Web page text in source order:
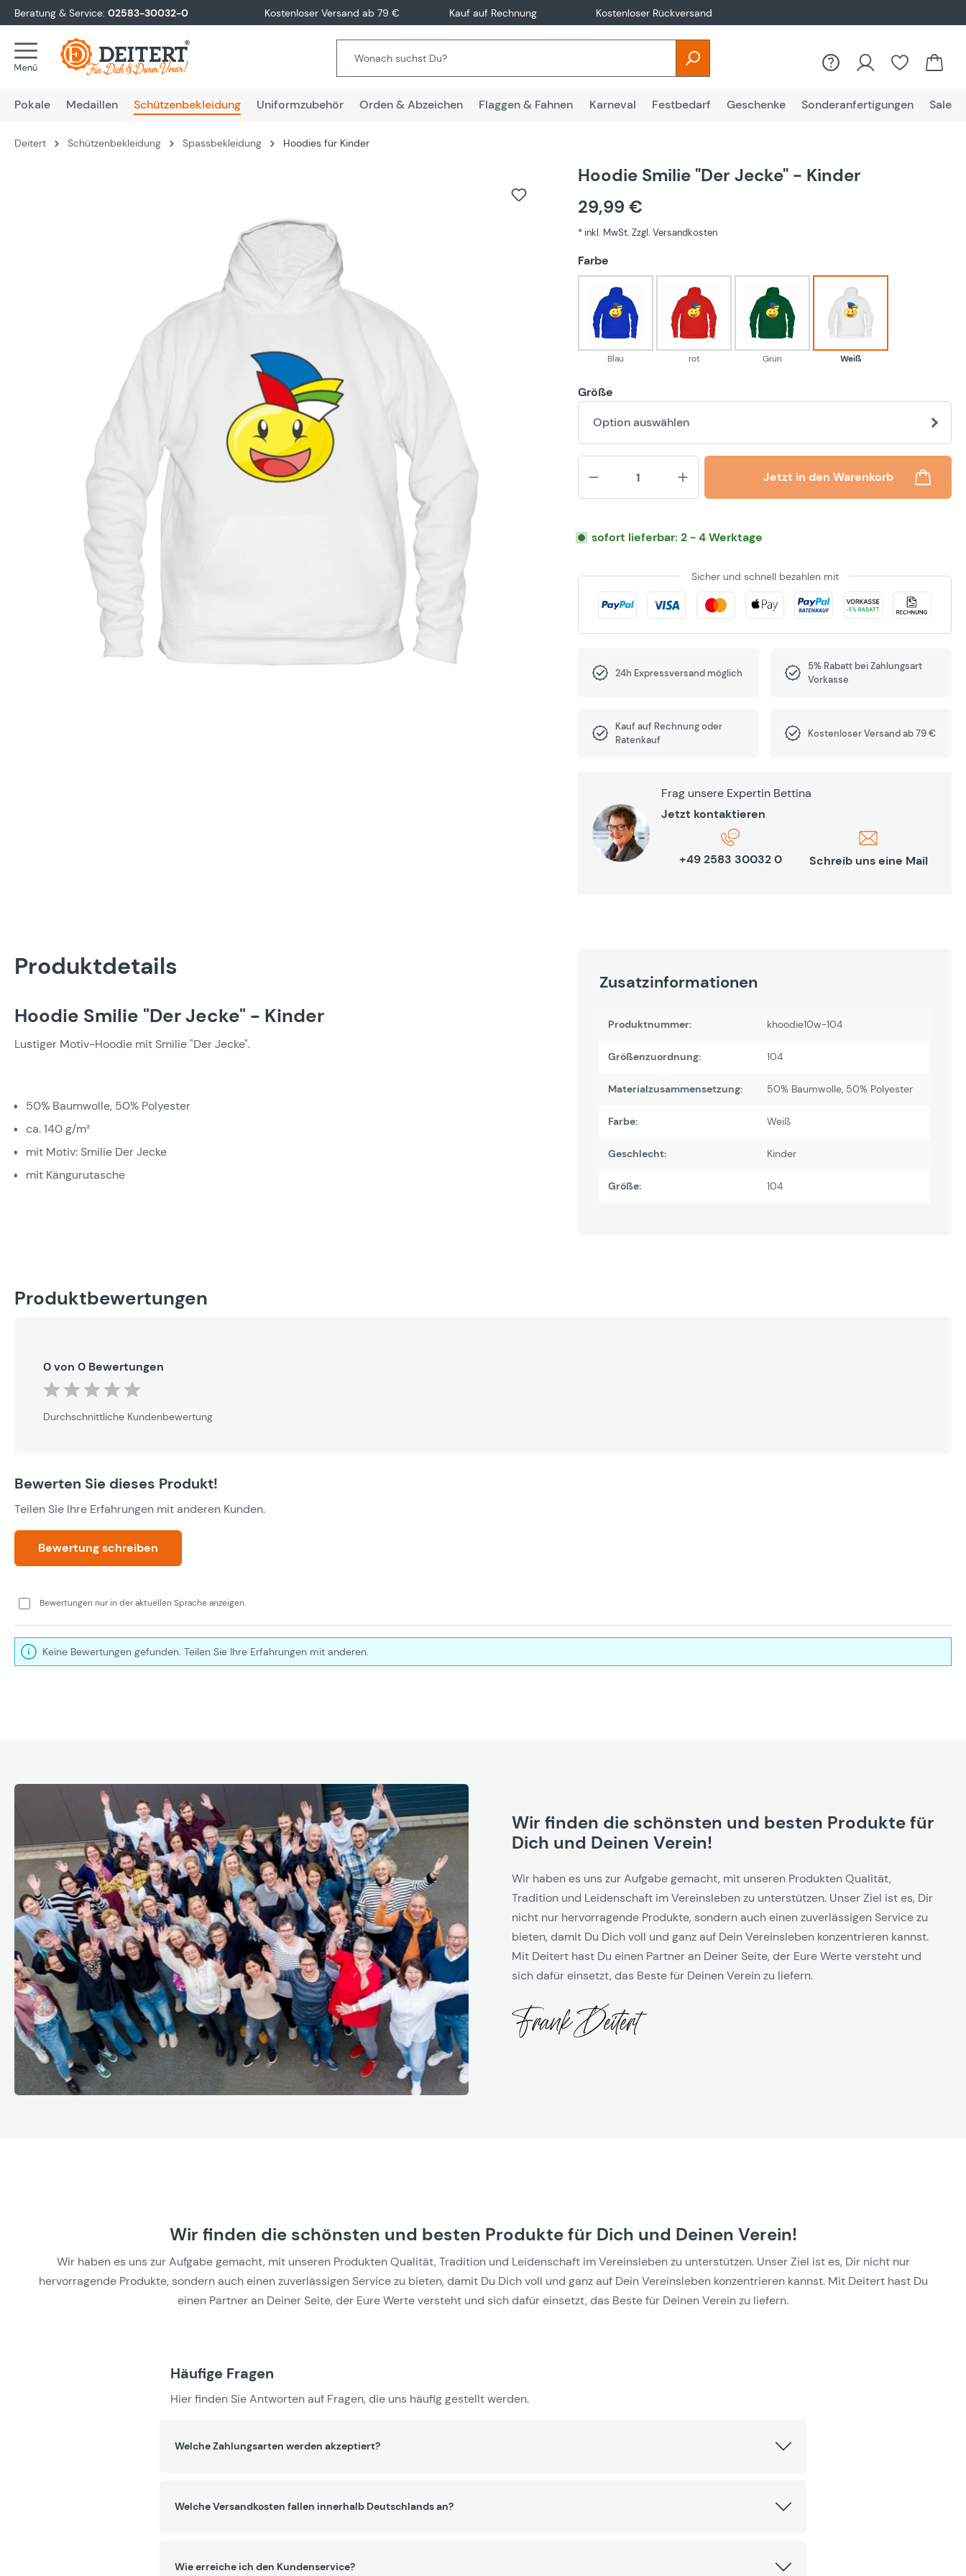
Zur Hauptnavigation springen
Beratung & Service: 02583-30032-0 Kostenloser Versand ab 79 € Kauf auf Rechnung Kostenloser Rückversand
Pokale Medaillen Schützenbekleidung Uniformzubehör Orden & Abzeichen Flaggen & Fahnen Karneval Festbedarf Geschenke Sonderanfertigungen Sale
Deitert Schützenbekleidung Spassbekleidung Hoodies für Kinder
Hoodie Smilie "Der Jecke" - Kinder
29,99 €
* inkl. MwSt. Zzgl. Versandkosten
Farbe
Blau
Blau
rot
rot
Grün
Grün
Weiß
Weiß
Größe
Option auswählen
Produkt Anzahl: Gib den
Jetzt in den Warenkorb
sofort lieferbar: 2 - 4 Werktage
Sicher und schnell bezahlen mit
24h Expressversand möglich
5% Rabatt bei Zahlungsart
Vorkasse
Kauf auf Rechnung oder
Ratenkauf
Kostenloser Versand ab 79 €
Frag unsere Expertin Bettina
Jetzt kontaktieren
+49 2583 30032 0 Schreib uns eine Mail
Produktdetails
Hoodie Smilie "Der Jecke" - Kinder
Lustiger Motiv-Hoodie mit Smilie "Der Jecke".
50% Baumwolle, 50% Polyester
ca. 140 g/m²
mit Motiv: Smilie Der Jecke
mit Kängurutasche
Zusatzinformationen
Produktnummer: khoodie10w-104
Größenzuordnung: 104
Materialzusammensetzung: 50% Baumwolle, 50% Polyester
Farbe: Weiß
Geschlecht: Kinder
Größe: 104
Produktbewertungen
0 von 0 Bewertungen
Durchschnittliche Bewertung von 0 von 5 Sternen
Durchschnittliche Kundenbewertung
Bewerten Sie dieses Produkt!
Teilen Sie Ihre Erfahrungen mit anderen Kunden.
Bewertung schreiben
Bewertungen nur in der aktuellen Sprache anzeigen.
Keine Bewertungen gefunden. Teilen Sie Ihre Erfahrungen mit anderen.
Wir finden die schönsten und besten Produkte für
Dich und Deinen Verein!
Wir haben es uns zur Aufgabe gemacht, mit unseren Produkten Qualität,
Tradition und Leidenschaft im Vereinsleben zu unterstützen. Unser Ziel ist es, Dir
nicht nur hervorragende Produkte, sondern auch einen zuverlässigen Service zu
bieten, damit Du Dich voll und ganz auf Dein Vereinsleben konzentrieren kannst.
Mit Deitert hast Du einen Partner an Deiner Seite, der Eure Werte versteht und
sich dafür einsetzt, das Beste für Deinen Verein zu liefern.
Wir finden die schönsten und besten Produkte für Dich und Deinen Verein!
Wir haben es uns zur Aufgabe gemacht, mit unseren Produkten Qualität, Tradition und Leidenschaft im Vereinsleben zu unterstützen. Unser Ziel ist es, Dir nicht nur
hervorragende Produkte, sondern auch einen zuverlässigen Service zu bieten, damit Du Dich voll und ganz auf Dein Vereinsleben konzentrieren kannst. Mit Deitert hast Du
einen Partner an Deiner Seite, der Eure Werte versteht und sich dafür einsetzt, das Beste für Deinen Verein zu liefern.
Häufige Fragen
Hier finden Sie Antworten auf Fragen, die uns häufig gestellt werden.
Welche Zahlungsarten werden akzeptiert?
Welche Versandkosten fallen innerhalb Deutschlands an?
Wie erreiche ich den Kundenservice?